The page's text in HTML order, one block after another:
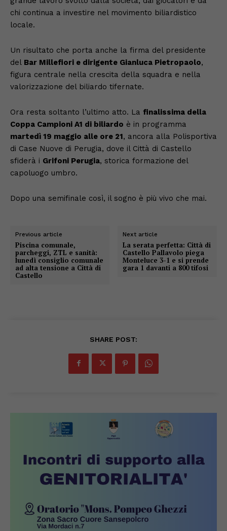
chi continua a investire nel movimento biliardistico
locale.
Un risultato che porta anche la firma del presidente
del Bar Millefiori e dirigente Gianluca Pietropaolo,
figura centrale nella crescita della squadra e nella
valorizzazione del biliardo tifernate.
Ora resta soltanto l’ultimo atto. La finalissima della
Coppa Campioni A1 di biliardo è in programma
martedì 19 maggio alle ore 21, ancora alla Polisportiva
di Case Nuove di Perugia, dove il Città di Castello
sfiderà i Grifoni Perugia, storica formazione del
capoluogo umbro.
Dopo una semifinale così, il sogno è più vivo che mai.
Previous article
Piscina comunale,
parcheggi, ZTL e sanità:
lunedì consiglio comunale
ad alta tensione a Città di
Castello
Next article
La serata perfetta: Città di
Castello Pallavolo piega
Monteluce 3-1 e si prende
gara 1 davanti a 800 tifosi
SHARE POST: